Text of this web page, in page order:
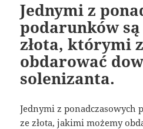
Jednymi z
podarunków
złota, którymi
obdarować
solenizanta.
Jednymi z ponadczasowych
ze złota, jakimi możemy